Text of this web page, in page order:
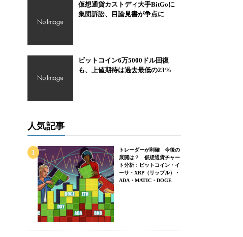
仮想通貨カストディ大手BitGoに
集団訴訟、目論見書が争点に
ビットコイン6万5000ドル回復
も、上値期待は過去最低の23%
人気記事
トレーダーが利確 今後の
展開は？ 仮想通貨チャー
ト分析：ビットコイン・イ
ーサ・XRP（リップル）・
ADA・MATIC・DOGE